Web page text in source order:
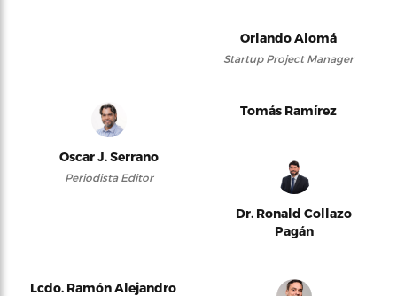
Orlando Alomá
Startup Project Manager
Oscar J. Serrano
Periodista Editor
Tomás Ramírez
Dr. Ronald Collazo
Pagán
Lcdo. Ramón Alejandro